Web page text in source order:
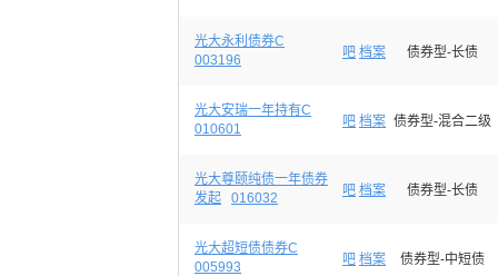
光大永利债券C
003196
吧 档案 债券型-长债
光大安瑞一年持有C
010601
吧 档案 债券型-混合二级
光大尊颐纯债一年债券
发起
016032 吧 档案 债券型-长债
光大超短债债券C
005993
吧 档案 债券型-中短债